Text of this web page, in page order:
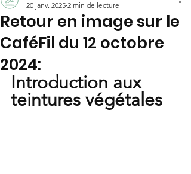
Retour en image sur le
CaféFil du 12 octobre
2024:
20 janv. 2025 2 min de lecture
Introduction aux
teintures végétales